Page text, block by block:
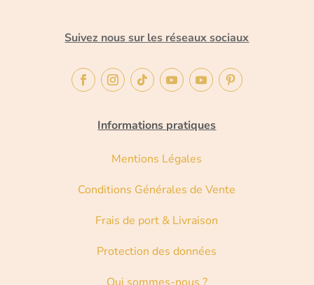
Suivez nous sur les réseaux sociaux
Informations pratiques
Mentions Légales
Conditions Générales de Vente
Frais de port & Livraison
Protection des données